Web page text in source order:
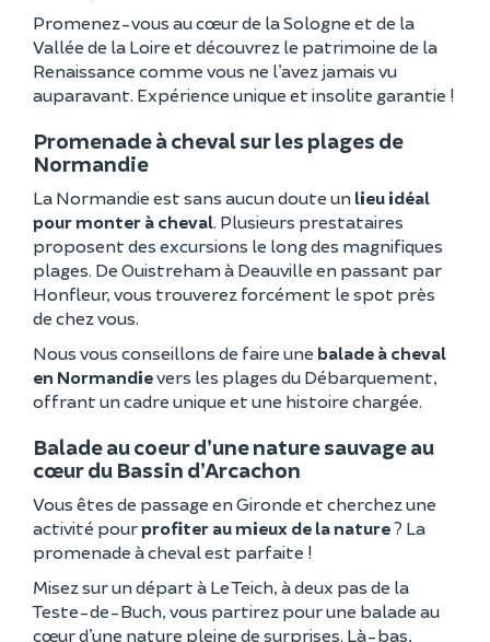
Promenez-vous au cœur de la Sologne et de la
Vallée de la Loire et découvrez le patrimoine de la
Renaissance comme vous ne l’avez jamais vu
auparavant. Expérience unique et insolite garantie !
Promenade à cheval sur les plages de
Normandie
La Normandie est sans aucun doute un lieu idéal
pour monter à cheval. Plusieurs prestataires
proposent des excursions le long des magnifiques
plages. De Ouistreham à Deauville en passant par
Honfleur, vous trouverez forcément le spot près
de chez vous.
Nous vous conseillons de faire une balade à cheval
en Normandievers les plages du Débarquement,
offrant un cadre unique et une histoire chargée.
Balade au coeur d’une nature sauvage au
cœur du Bassin d’Arcachon
Vous êtes de passage en Gironde et cherchez une
activité pourprofiter au mieux de la nature? La
promenade à cheval est parfaite !
Misez sur un départ à Le Teich, à deux pas de la
Teste-de-Buch, vous partirez pour une balade au
cœur d’une nature pleine de surprises. Là-bas,